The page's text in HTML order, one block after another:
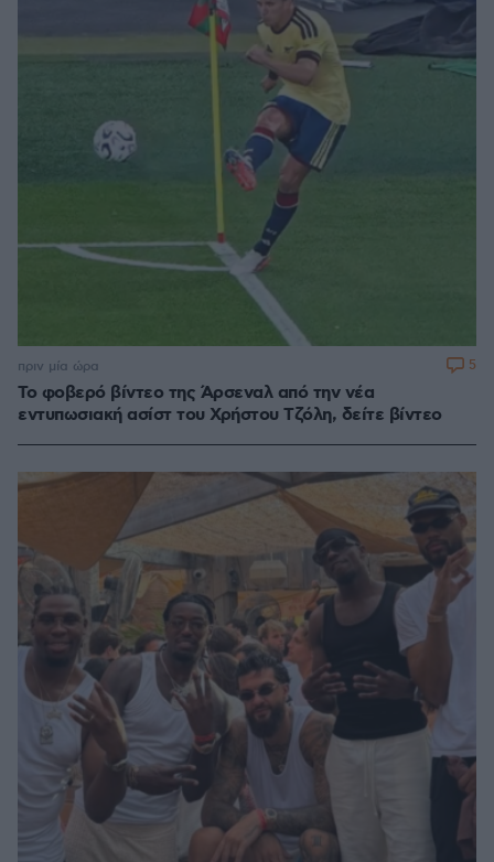
Το φοβερό βίντεο της Άρσεναλ από την νέα
εντυπωσιακή ασίστ του Χρήστου Τζόλη, δείτε βίντεο
πριν μία ώρα 5